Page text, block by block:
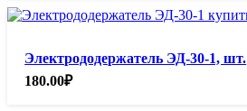
Электрододержатель ЭД-30-1, шт.
180.00₽